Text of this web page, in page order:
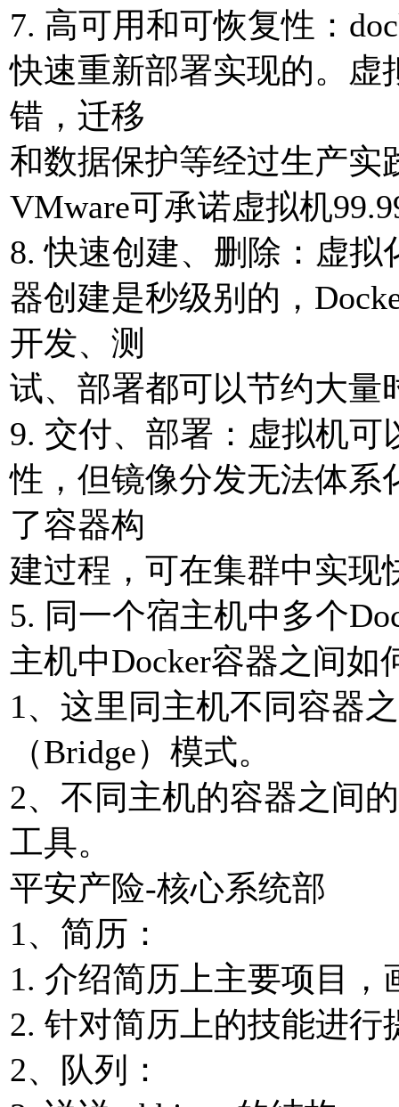
7. ⾼可⽤和可恢复性：
快速重新部署实现的。虚
错，迁移
和数据保护等经过⽣产实
VMware可承诺虚拟机
8. 快速创建、删除：虚拟
器创建是秒级别的，
开发、测
试、部署都可以节约⼤量
9. 交付、部署：虚拟机
性，但镜像分发⽆法体系
了容器构
建过程，可在集群中实现
5. 同⼀个宿主机中多个
主机中Docker容器之间如
1、这⾥同主机不同容器
（Bridge）模式。
2、不同主机的容器之间
⼯具。
平安产险-核⼼系统部
1、简历：
1. 介绍简历上主要项⽬
2. 针对简历上的技能进⾏
2、队列：